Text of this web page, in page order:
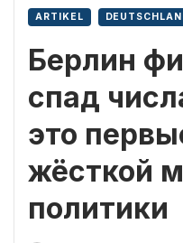
ARTIKEL
Берлин
спад
это
жёсткой
политики